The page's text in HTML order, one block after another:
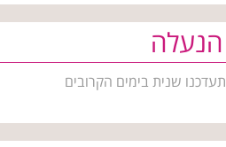
שנית בימים הקרובים